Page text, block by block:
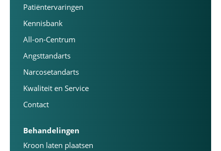
Patiëntervaringen
Kennisbank
All-on-Centrum
Angsttandarts
Narcosetandarts
Kwaliteit en Service
Contact
Behandelingen
Kroon laten plaatsen